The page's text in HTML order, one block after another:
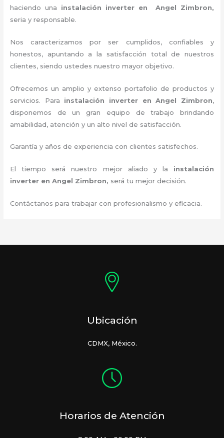
haciendo una instalación inverter en Angel Zimbron,
seria y responsable.
Nos caracterizamos por ser cumplidos, confiables y
honestos, apuntando a la satisfacción total de nuestros
clientes, siendo ustedes nuestro mayor objetivo.
Ofrecemos un amplio y extenso portafolio de productos y
servicios. Para instalación inverter en Angel Zimbron,
disponemos de un gran equipo de trabajo brindando
amabilidad, atención y un alto nivel de satisfacción.
Garantía y años de experiencia con clientes satisfechos.
El tiempo será nuestro mejor aliado y la instalación
inverter en Angel Zimbron, será tu mejor decisión.
Contáctanos para trabajar con profesionalismo y eficacia.
Ubicación
CDMX, México.
Horarios de Atención